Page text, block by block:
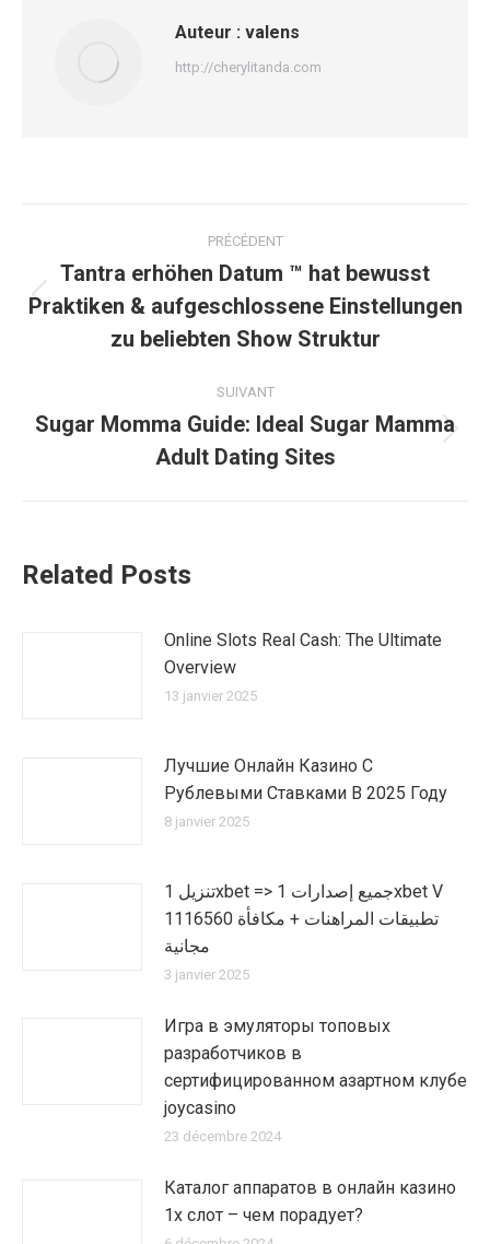
Auteur : valens
http://cherylitanda.com
article
PRÉCÉDENT
Article
précédent
Tantra erhöhen Datum ™ hat bewusst
Praktiken & aufgeschlossene Einstellungen
zu beliebten Show Struktur
SUIVANT
suivant
Sugar Momma Guide: Ideal Sugar Mamma
Adult Dating Sites
Related Posts
Online Slots Real Cash: The Ultimate
Overview
13 janvier 2025
Лучшие Онлайн Казино С
Рублевыми Ставками В 2025 Году
8 janvier 2025
تنزيل 1xbet => جميع إصدارات 1xbet V
1116560 تطبيقات المراهنات + مكافأة
مجانية
3 janvier 2025
Игра в эмуляторы топовых
разработчиков в
сертифицированном азартном клубе
joycasino
23 décembre 2024
Каталог аппаратов в онлайн казино
1х слот – чем порадует?